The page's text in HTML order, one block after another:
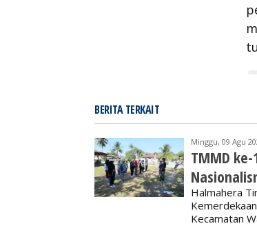
BERITA TERKAIT
Minggu, 09 Agu
TMMD
Halmahera
Kecamatan